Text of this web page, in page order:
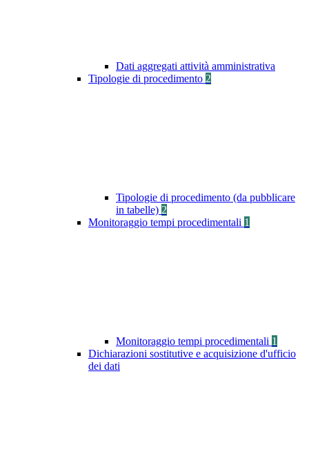
Dati aggregati attività amministrativa
Tipologie di procedimento 2
Tipologie di procedimento (da pubblicare
in tabelle) 2
Monitoraggio tempi procedimentali 1
Monitoraggio tempi procedimentali 1
Dichiarazioni sostitutive e acquisizione d'ufficio
dei dati